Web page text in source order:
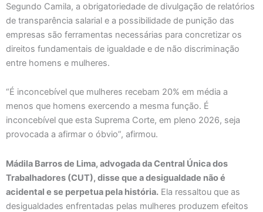
Segundo Camila, a obrigatoriedade de divulgação de relatórios
de transparência salarial e a possibilidade de punição das
empresas são ferramentas necessárias para concretizar os
direitos fundamentais de igualdade e de não discriminação
entre homens e mulheres.
“É inconcebível que mulheres recebam 20% em média a
menos que homens exercendo a mesma função. É
inconcebível que esta Suprema Corte, em pleno 2026, seja
provocada a afirmar o óbvio”, afirmou.
Mádila Barros de Lima, advogada da Central Única dos
Trabalhadores (CUT), disse que a desigualdade não é
acidental e se perpetua pela história. Ela ressaltou que as
desigualdades enfrentadas pelas mulheres produzem efeitos